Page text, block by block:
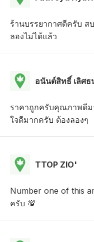
ร้านบรรยากาศดีครับ
ลองไม่ได้แล้ว
อนันต์สิทธิ์ เลิศ
ราคาถูกครับคุณภาพดีม
ใจดีมากครับ ต้องลองๆ
TTOP ZIO'
Number one of this
ครับ 💯